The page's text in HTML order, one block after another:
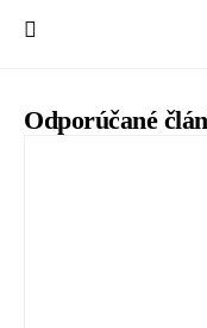
Odporúčané